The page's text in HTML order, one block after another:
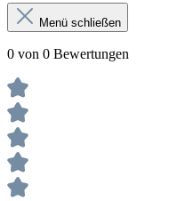
Menü schließen
0 von 0 Bewertungen